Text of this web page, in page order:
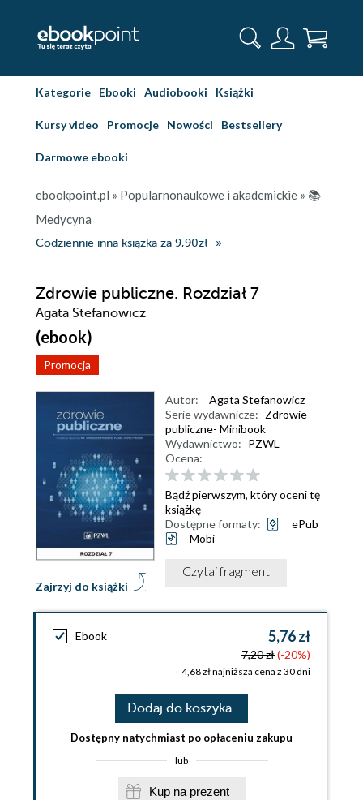
Kategorie Ebooki Audiobooki Książki
Kursy video Promocje Nowości Bestsellery
Darmowe ebooki
ebookpoint.pl » Popularnonaukowe i akademickie » 📚
Medycyna
Codziennie inna książka za 9,90zł
Zdrowie publiczne. Rozdział 7
Agata Stefanowicz
(ebook)
Promocja
Zajrzyj do książki
Autor:
Agata Stefanowicz
Serie wydawnicze: Zdrowie
publiczne- Minibook
Wydawnictwo: PZWL
Ocena:
Bądź pierwszym, który oceni tę
książkę
Dostępne formaty:
ePub
Mobi
Czytaj fragment
Ebook 5,76 zł
7,20 zł(-20%)
4,68 zł najniższa cena z 30 dni
Dodaj do koszyka
Dostępny natychmiast po opłaceniu zakupu
lub
Kup na prezent